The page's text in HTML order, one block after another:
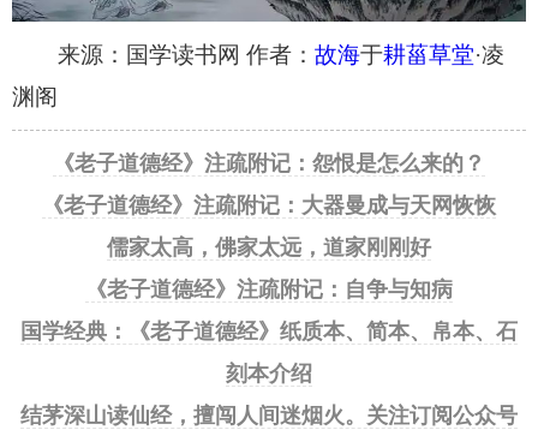
​来源：国学读书网 作者： 故海于耕菑草堂·凌
渊阁
《老子道德经》注疏附记：怨恨是怎么来的？
《老子道德经》注疏附记：大器曼成与天网恢恢
儒家太高，佛家太远，道家刚刚好
《老子道德经》注疏附记：自争与知病
国学经典：《老子道德经》纸质本、简本、帛本、石
刻本介绍
结茅深山读仙经，擅闯人间迷烟火。关注订阅公众号